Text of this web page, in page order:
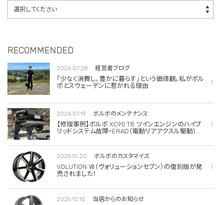
RECOMMENDED
2026.07.28 経営者ブログ
「少なく消費し、豊かに暮らす」という価値観。私がボル
ボとスウェーデンに惹かれる理由
2026.07.19 ボルボのメンテナンス
【修理事例】ボルボ XC90 T8 ツインエンジンのハイブ
リッドシステム故障・ERAD（電動リアアクスル駆動）交
2025.10.20 ボルボのカスタマイズ
VOLUTION Ⅶ（ヴォリューションセブン）の復刻版が発
売されました！
2025.10.10 当店からのお知らせ